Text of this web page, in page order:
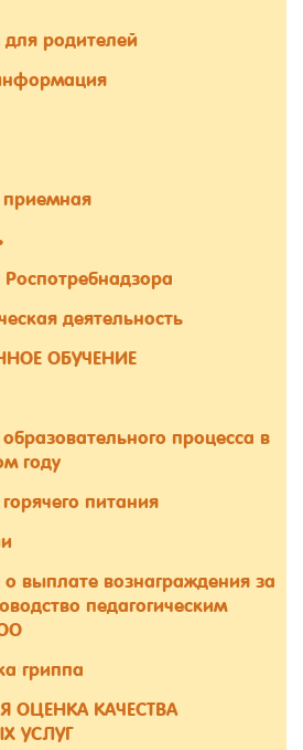
родителей
приемная
деятельность
ОБУЧЕНИЕ
процесса в
году
питания
выплате вознаграждения за
педагогическим
гриппа
ОЦЕНКА КАЧЕСТВА
УСЛУГ